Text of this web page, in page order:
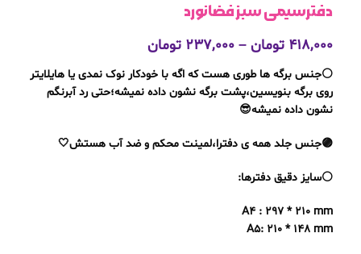
دفترسیمی سبز فضانورد
۴۱۸,۰۰۰ تومان – ۲۳۷,۰۰۰ تومان
⚪️جنس برگه ها طوری هست که اگه با خودکار نوک نمدی یا هایلایتر
روی برگه بنویسین،پشت برگه نشون داده نمیشه؛حتی رد آبرنگم
نشون داده نمیشه😎
🟣جنس جلد همه ی دفترا،لمینت محکم و ضد آب هستش🤍
⚪️سایز دقیق دفترها:
A4 : 297 * 210 mm
A5: 210 * 148 mm